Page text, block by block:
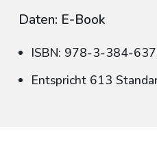
Daten: E-Book
ISBN: 978-3-384-
Entspricht 613